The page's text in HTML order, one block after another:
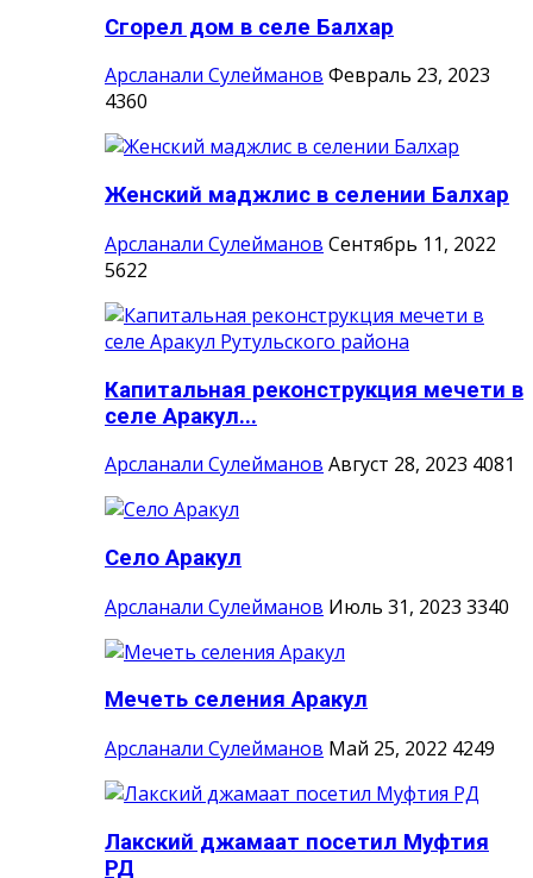
Сгорел дом в селе Балхар
Арсланали Сулейманов Февраль 23, 2023
4360
Женский маджлис в селении Балхар
Арсланали Сулейманов Сентябрь 11, 2022
5622
Капитальная реконструкция мечети в
селе Аракул...
Арсланали Сулейманов Август 28, 2023 4081
Село Аракул
Арсланали Сулейманов Июль 31, 2023 3340
Мечеть селения Аракул
Арсланали Сулейманов Май 25, 2022 4249
Лакский джамаат посетил Муфтия
РД